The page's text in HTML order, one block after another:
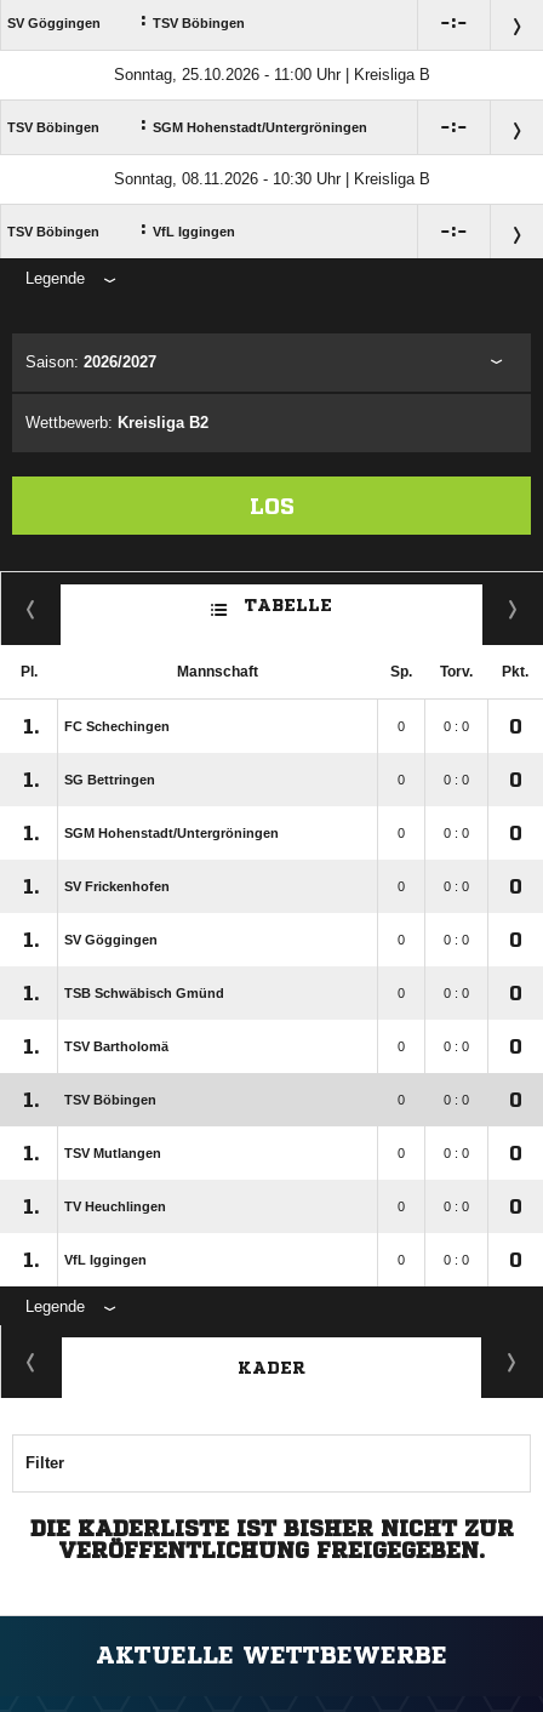
SV Göggingen : TSV Böbingen :
Sonntag, 25.10.2026 - 11:00 Uhr | Kreisliga B
TSV Böbingen : SGM Hohenstadt/​Untergröningen :
Sonntag, 08.11.2026 - 10:30 Uhr | Kreisliga B
TSV Böbingen : VfL Iggingen :
Legende
Saison: 2026/2027
Wettbewerb: Kreisliga B2
LOS
TABELLE
Pl. Mannschaft Sp. Torv. Pkt.
1. FC Schechingen 0 0 : 0 0
1. SG Bettringen 0 0 : 0 0
1. SGM Hohenstadt/​Untergröningen 0 0 : 0 0
1. SV Frickenhofen 0 0 : 0 0
1. SV Göggingen 0 0 : 0 0
1. TSB Schwäbisch Gmünd 0 0 : 0 0
1. TSV Bartholomä 0 0 : 0 0
1. TSV Böbingen 0 0 : 0 0
1. TSV Mutlangen 0 0 : 0 0
1. TV Heuchlingen 0 0 : 0 0
1. VfL Iggingen 0 0 : 0 0
Legende
KADER
Filter
DIE KADERLISTE IST BISHER NICHT ZUR
VERÖFFENTLICHUNG FREIGEGEBEN.
AKTUELLE WETTBEWERBE